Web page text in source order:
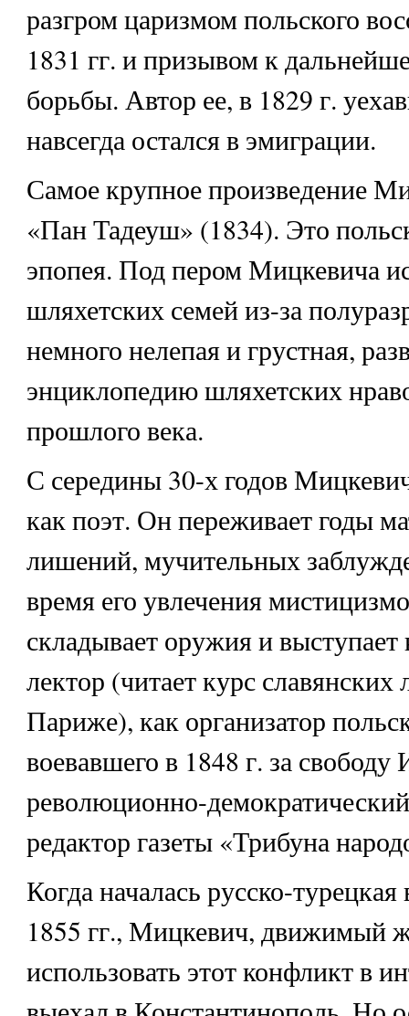
разгром царизмом польского
1831 гг. и призывом к
борьбы. Автор ее, в 1829 г.
навсегда остался в эмиграции.
Самое крупное произведение
«Пан Тадеуш» (1834). Это
эпопея. Под пером Мицкевича
шляхетских семей из-за
немного нелепая и грустная,
энциклопедию шляхетских
прошлого века.
С середины 30-х годов
как поэт. Он переживает годы
лишений, мучительных
время его увлечения
складывает оружия и выступает
лектор (читает курс славянских
Париже), как организатор
воевавшего в 1848 г. за свободу
революционно-
редактор газеты «Трибуна
Когда началась русско-
1855 гг., Мицкевич, движимый
использовать этот конфликт в